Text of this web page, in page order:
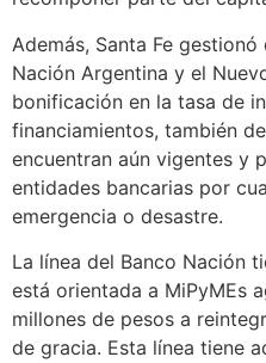
Además, Santa Fe
Nación Argentina y el
bonificación en la tasa de
financiamientos, también
encuentran aún vigentes y
entidades bancarias por
emergencia o desastre.
La línea del Banco Nación
está orientada a MiPyMEs
millones de pesos a
de gracia. Esta línea tiene